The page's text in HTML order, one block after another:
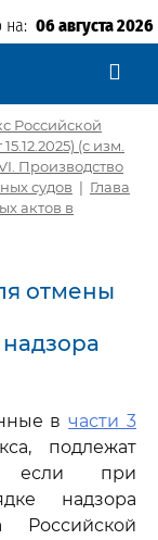
на: 06 августа 2026
Российской
(с изм.
Производство
судов | Глава
актов в
отмены
вчасти 3
подлежат
если при
надзора
Российской